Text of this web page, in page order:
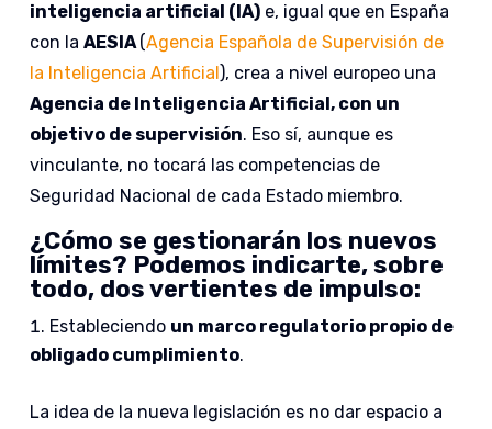
inteligencia artificial (IA) e, igual que en España
con laAESIA(Agencia Española de Supervisión de
la Inteligencia Artificial), crea a nivel europeo una
Agencia de Inteligencia Artificial, con un
objetivo de supervisión. Eso sí, aunque es
vinculante, no tocará las competencias de
Seguridad Nacional de cada Estado miembro.
¿Cómo se gestionarán los nuevos
límites? Podemos indicarte, sobre
todo, dos vertientes de impulso:
Estableciendo un marco regulatorio propio de
obligado cumplimiento.
La idea de la nueva legislación es no dar espacio a